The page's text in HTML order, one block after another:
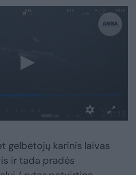
gelbėtojų karinis laivas
ir tada pradės